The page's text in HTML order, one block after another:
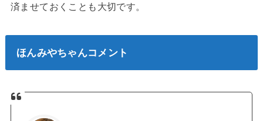
済ませておくことも大切です。
ほんみやちゃんコメント